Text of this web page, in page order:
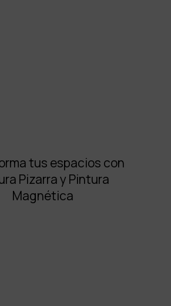
tus espacios con
Pizarra y Pintura
Magnética